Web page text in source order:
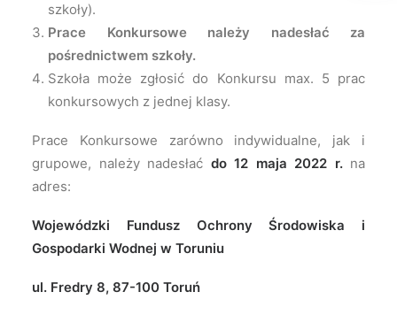
szkoły).
Prace Konkursowe należy nadesłać za
pośrednictwem szkoły.
Szkoła może zgłosić do Konkursu max. 5 prac
konkursowych z jednej klasy.
Prace Konkursowe zarówno indywidualne, jak i
grupowe, należy nadesłać do 12 maja 2022 r.na
adres:
Wojewódzki Fundusz Ochrony Środowiska i
Gospodarki Wodnej w Toruniu
ul. Fredry 8, 87-100 Toruń